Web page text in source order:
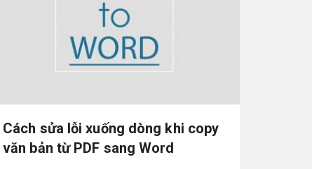
Cách sửa lỗi xuống dòng khi copy
văn bản từ PDF sang Word